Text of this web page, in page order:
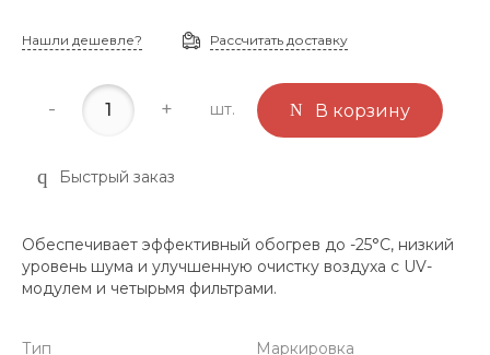
Нашли дешевле? Рассчитать доставку
- + шт. В корзину
Быстрый заказ
Обеспечивает эффективный обогрев до -25°С, низкий
уровень шума и улучшенную очистку воздуха с UV-
модулем и четырьмя фильтрами.
Тип
Маркировка